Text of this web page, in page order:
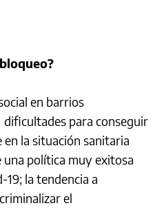
en barrios
para conseguir
la situación sanitaria
una política muy exitosa
la tendencia a
el